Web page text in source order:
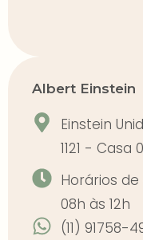
Albert Einstein
Einstein
1121 - Casa
Horários
08h às 12h
(11) 91758-